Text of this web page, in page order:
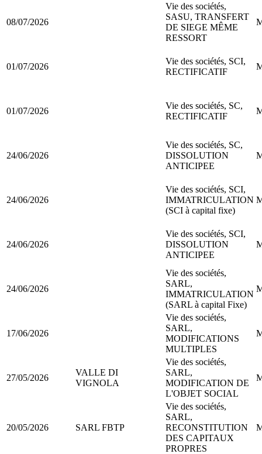
08/07/2026
Vie des sociétés,
SASU, TRANSFERT
DE SIEGE MÊME
RESSORT
01/07/2026
Vie des sociétés, SCI,
RECTIFICATIF
01/07/2026
Vie des sociétés, SC,
RECTIFICATIF
24/06/2026
Vie des sociétés, SC,
DISSOLUTION
ANTICIPEE
24/06/2026
Vie des sociétés, SCI,
IMMATRICULATION
(SCI à capital fixe)
24/06/2026
Vie des sociétés, SCI,
DISSOLUTION
ANTICIPEE
24/06/2026
Vie des sociétés,
SARL,
IMMATRICULATION
(SARL à capital Fixe)
17/06/2026
Vie des sociétés,
SARL,
MODIFICATIONS
MULTIPLES
27/05/2026
VALLE DI
VIGNOLA
Vie des sociétés,
SARL,
MODIFICATION DE
L'OBJET SOCIAL
20/05/2026 SARL FBTP
Vie des sociétés,
SARL,
RECONSTITUTION
DES CAPITAUX
PROPRES